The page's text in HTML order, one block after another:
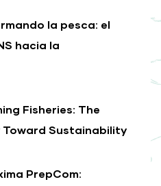
la pesca: el
hacia la
Fisheries: The
Toward Sustainability
PrepCom: